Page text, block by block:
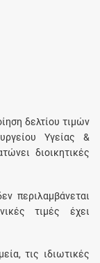
δελτίου τιμών
Υγείας &
διοικητικές
περιλαμβάνεται
τιμές έχει
τις ιδιωτικές